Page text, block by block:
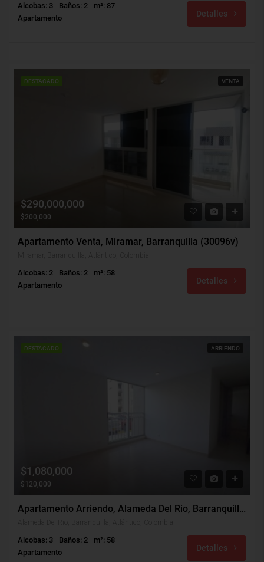
Alcobas: 3 Baños: 2
m²: 87
Apartamento
Detalles
DESTACADO VENTA
$290,000,000
$200,000
Apartamento Venta, Miramar, Barranquilla (30096v)
Alcobas: 2 Baños: 2
m²: 58
Apartamento
Detalles
DESTACADO ARRIENDO
$1,080,000
$120,000
Apartamento Arriendo, Alameda Del Rio, Barranquilla (29714)
Alcobas: 3 Baños: 2
m²: 58
Apartamento
Detalles